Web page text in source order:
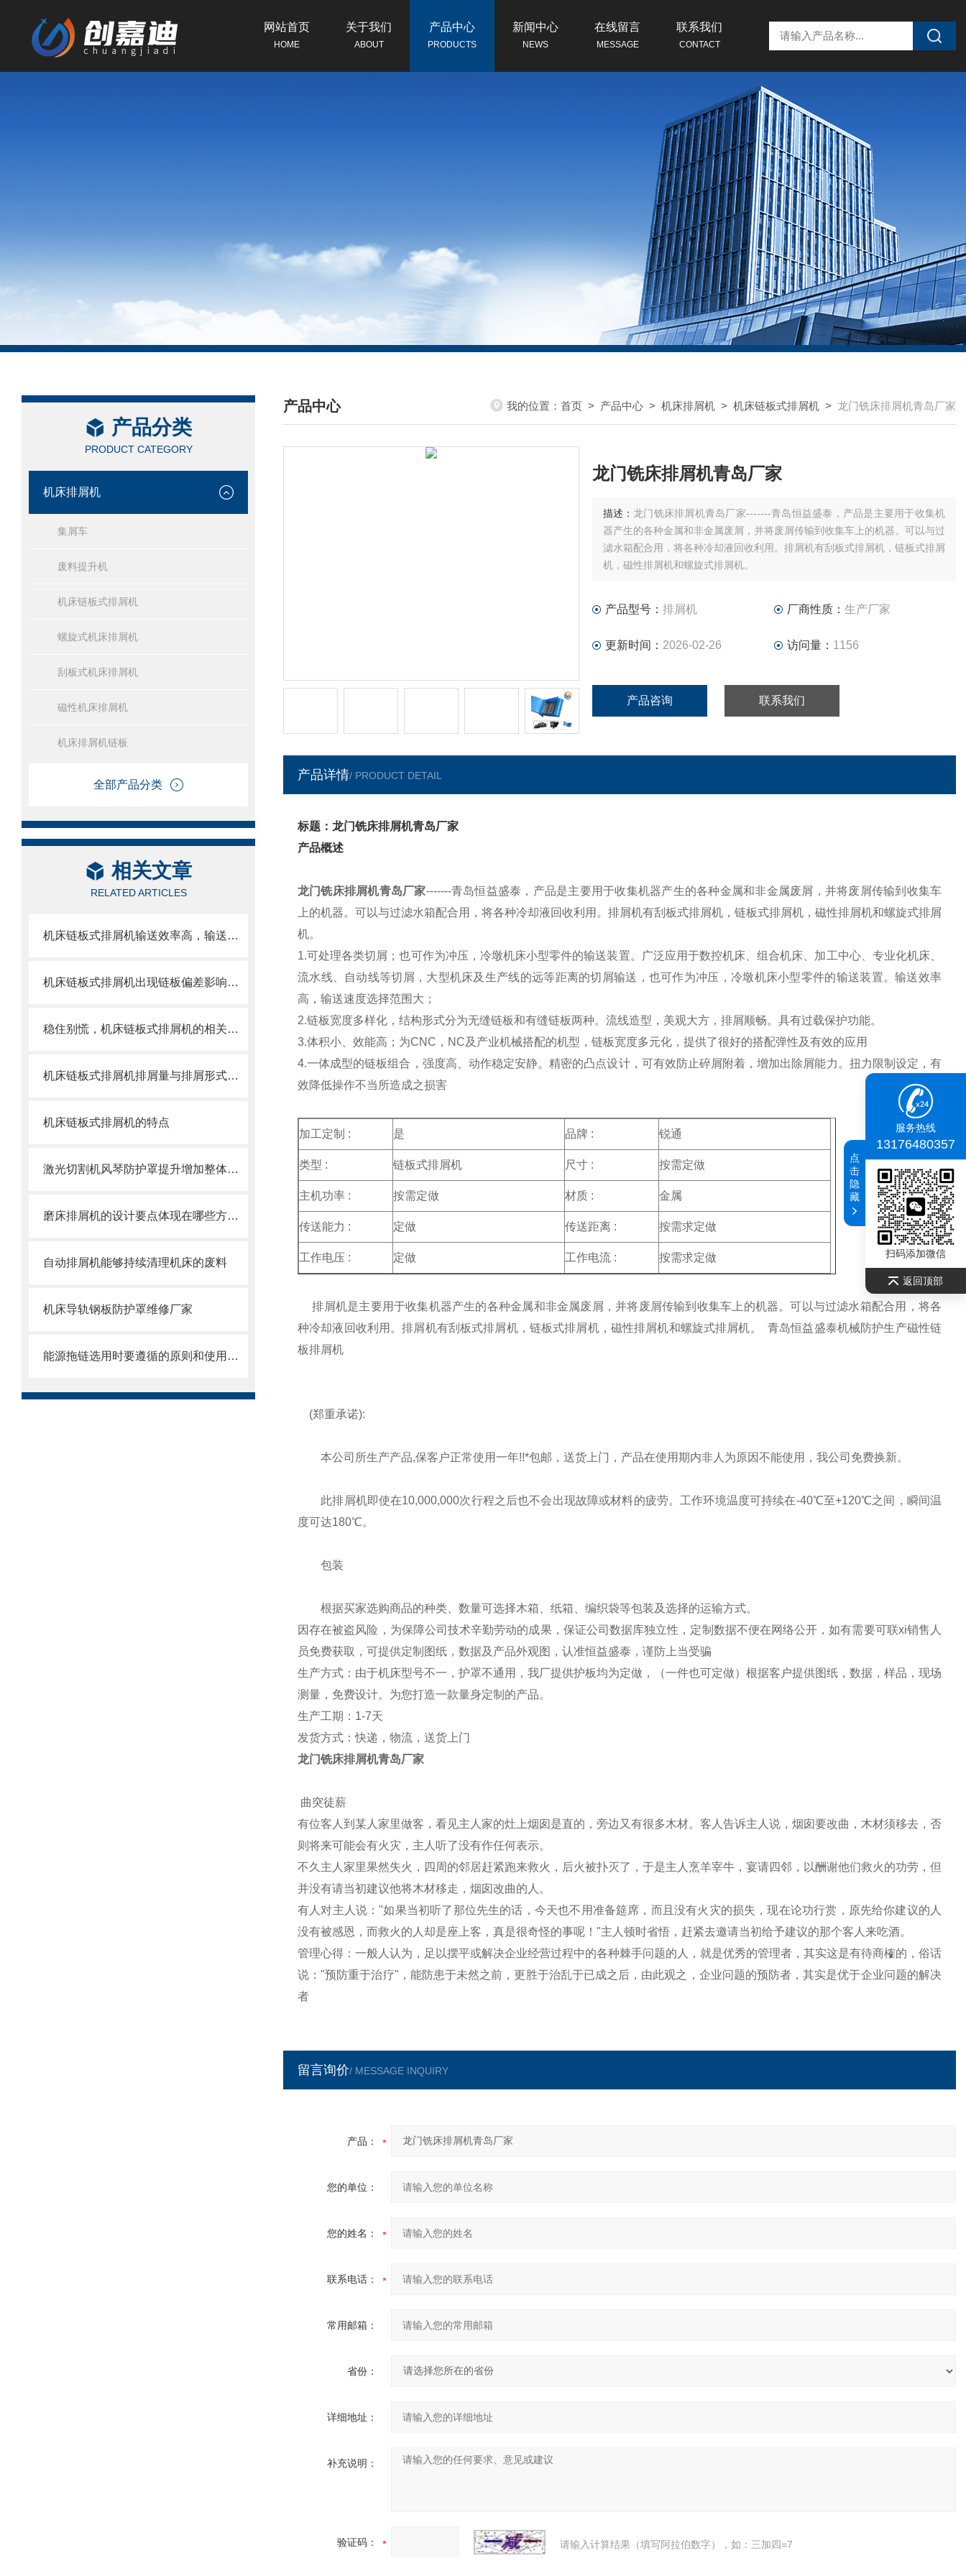
网站首页
HOME
关于我们
ABOUT
产品中心
PRODUCTS
新闻中心
NEWS
在线留言
MESSAGE
联系我们
CONTACT
产品分类
PRODUCT CATEGORY
机床排屑机
集屑车
废料提升机
机床链板式排屑机
螺旋式机床排屑机
刮板式机床排屑机
磁性机床排屑机
机床排屑机链板
全部产品分类
相关文章
RELATED ARTICLES
机床链板式排屑机输送效率高，输送速度选择范围大
机床链板式排屑机出现链板偏差影响效率了怎么办？
稳住别慌，机床链板式排屑机的相关信息马上来
机床链板式排屑机排屑量与排屑形式有很大关系
机床链板式排屑机的特点
激光切割机风琴防护罩提升增加整体机床的价值
磨床排屑机的设计要点体现在哪些方面？
自动排屑机能够持续清理机床的废料
机床导轨钢板防护罩维修厂家
能源拖链选用时要遵循的原则和使用时需注意的事项
产品中心
/ PRODUCTS CENTER
我的位置： 首页 > 产品中心 > 机床排屑机 > 机床链板式排屑机 > 龙门铣床排屑机青岛厂家
龙门铣床排屑机青岛厂家
描述： 龙门铣床排屑机青岛厂家-------青岛恒益盛泰，产品是主要用于收集机
器产生的各种金属和非金属废屑，并将废屑传输到收集车上的机器。可以与过
滤水箱配合用，将各种冷却液回收利用。排屑机有刮板式排屑机，链板式排屑
机，磁性排屑机和螺旋式排屑机。
产品型号： 排屑机 厂商性质： 生产厂家
更新时间： 2026-02-26 访问量： 1156
产品咨询 联系我们
产品详情/ PRODUCT DETAIL
标题：龙门铣床排屑机青岛厂家
产品概述
龙门铣床排屑机青岛厂家-------青岛恒益盛泰，产品是主要用于收集机器产生的各种金属和非金属废屑，并将废屑传输到收集车
上的机器。可以与过滤水箱配合用，将各种冷却液回收利用。排屑机有刮板式排屑机，链板式排屑机，磁性排屑机和螺旋式排屑
机。
1.可处理各类切屑；也可作为冲压，冷墩机床小型零件的输送装置。
广泛应用于数控机床、组合机床、加工中心、专业化机床、
流水线、自动线等切屑，大型机床及生产线的远等距离的切屑输送，也可作为冲压，冷墩机床小型零件的输送装置。输送效率
高，输送速度选择范围大；
2.链板宽度多样化，结构形式分为无缝链板和有缝链板两种。 流线造型，美观大方，排屑顺畅。 具有过载保护功能。
3.体积小、效能高；为CNC ， NC及产业机械搭配的机型， 链板宽度多元化，提供了很好的搭配弹性及有效的应用
4.一体成型的链板组合，强度高、动作稳定安静。精密的凸点设计，可有效防止碎屑附着，增加出除屑能力。 扭力限制设定，有
效降低操作不当所造成之损害
加工定制 : 是 品牌 : 锐通
类型 : 链板式排屑机 尺寸 : 按需定做
主机功率 : 按需定做 材质 : 金属
传送能力 : 定做 传送距离 : 按需求定做
工作电压 : 定做 工作电流 : 按需求定做
排屑机是主要用于收集机器产生的各种金属和非金属废屑，并将废屑传输到收集车上的机器。可以与过滤水箱配合用，将各
种冷却液回收利用。排屑机有刮板式排屑机，链板式排屑机，磁性排屑机和螺旋式排屑机。 青岛恒益盛泰机械防护生产磁性链
板排屑机
(郑重承诺):
本公司所生产产品,保客户正常使用一年!!*包邮，送货上门，产品在使用期内非人为原因不能使用，我公司免费换新。
此排屑机即使在10,000,000次行程之后也不会出现故障或材料的疲劳。工作环境温度可持续在-40℃至+120℃之间，瞬间温
度可达180℃。
包装
根据买家选购商品的种类、数量可选择木箱、纸箱、编织袋等包装及选择的运输方式。
因存在被盗风险，为保障公司技术辛勤劳动的成果，保证公司数据库独立性，定制数据不便在网络公开，如有需要可联xi销售人
员免费获取，可提供定制图纸，数据及产品外观图，认准恒益盛泰 ，谨防上当受骗
生产方式：由于机床型号不一，护罩不通用，我厂提供护板均为定做，（一件也可定做）根据客户提供图纸，数据，样品，现场
测量，免费设计。为您打造一款量身定制的产品。
生产工期：1-7天
发货方式：快递，物流，送货上门
龙门铣床排屑机青岛厂家
曲突徒薪
有位客人到某人家里做客，看见主人家的灶上烟囱是直的，旁边又有很多木材。客人告诉主人说，烟囱要改曲，木材须移去，否
则将来可能会有火灾，主人听了没有作任何表示。
不久主人家里果然失火，四周的邻居赶紧跑来救火，后火被扑灭了，于是主人烹羊宰牛，宴请四邻，以酬谢他们救火的功劳，但
并没有请当初建议他将木材移走，烟囱改曲的人。
有人对主人说："如果当初听了那位先生的话，今天也不用准备筵席，而且没有火灾的损失，现在论功行赏，原先给你建议的人
没有被感恩，而救火的人却是座上客，真是很奇怪的事呢！"主人顿时省悟，赶紧去邀请当初给予建议的那个客人来吃酒。
管理心得：一般人认为，足以摆平或解决企业经营过程中的各种棘手问题的人，就是优秀的管理者，其实这是有待商榷的，俗话
说："预防重于治疗"，能防患于未然之前，更胜于治乱于已成之后，由此观之，企业问题的预防者，其实是优于企业问题的解决
者
留言询价/ MESSAGE INQUIRY
产品：
您的单位：
您的姓名：
联系电话：
常用邮箱：
省份：
详细地址：
补充说明：
验证码： 请输入计算结果（填写阿拉伯数字），如：三加四=7
服务热线
13176480357
扫码添加微信
返回顶部
点
击
隐
藏